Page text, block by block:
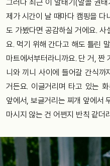
그러다 최근 이 알태기(알콜 권
제가 시간이 날 때마다 캠핑을 다
도 가봤다면 공감하실 거에요.
요. 먹기 위해 간다고 해도 틀린
마트에서부터라니까요. 단 거, 짠
니와 끼니 사이에 들어갈 간식까
거든요. 이글거리며 타고 있는
앞에서, 보글거리는 찌개 앞에서
마시지 않는 건 어쩐지 반칙 같더